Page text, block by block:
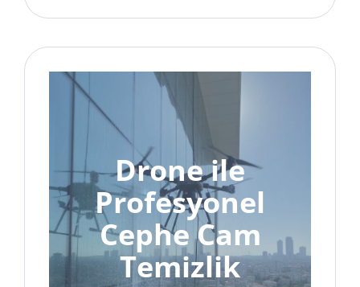
Drone ile
Profesyonel
Cephe Cam
Temizlik